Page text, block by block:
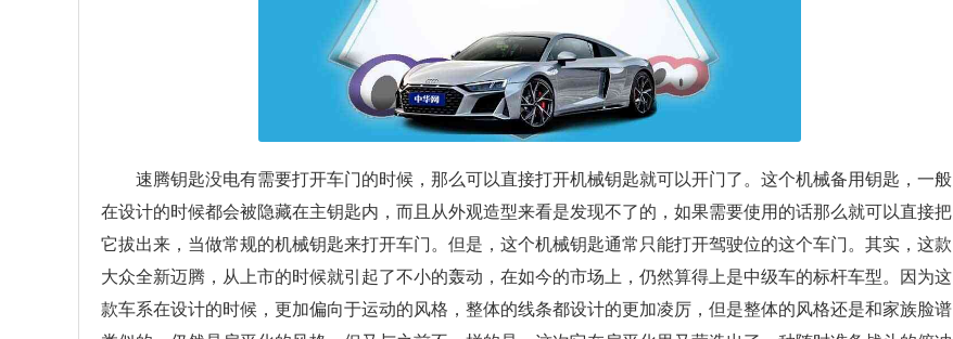
速腾钥匙没电有需要打开车门的时候，那么可以直接打开机械钥匙就可以开门了。这个机械备用钥匙，一般
在设计的时候都会被隐藏在主钥匙内，而且从外观造型来看是发现不了的，如果需要使用的话那么就可以直接把
它拔出来，当做常规的机械钥匙来打开车门。但是，这个机械钥匙通常只能打开驾驶位的这个车门。其实，这款
大众全新迈腾，从上市的时候就引起了不小的轰动，在如今的市场上，仍然算得上是中级车的标杆车型。因为这
款车系在设计的时候，更加偏向于运动的风格，整体的线条都设计的更加凌厉，但是整体的风格还是和家族脸谱